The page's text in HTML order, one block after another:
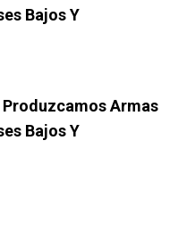
Bajos Y
Armas
Bajos Y